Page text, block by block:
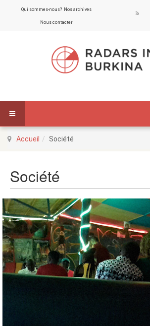
Qui sommes-nous? Nos archives
Nous contacter
Accueil Société
Société